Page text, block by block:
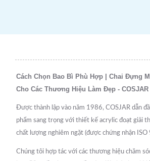
Cách Chọn Bao Bì Phù Hợp | Chai Đựng
Cho Các Thương Hiệu Làm Đẹp - COSJAR
Được thành lập vào năm 1986, COSJAR dẫn
phẩm sang trọng với thiết kế acrylic đoạt giải
chất lượng nghiêm ngặt (được chứng nhận ISO
Chúng tôi hợp tác với các thương hiệu chăm